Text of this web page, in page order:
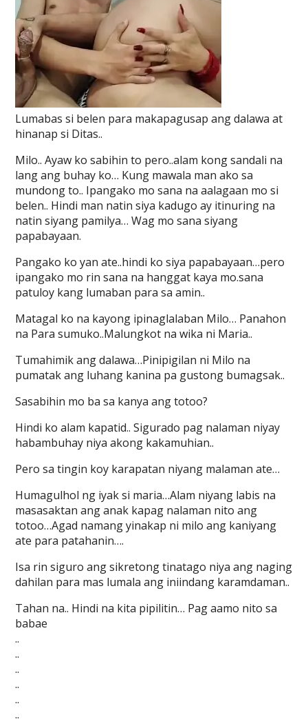
Lumabas si belen para makapagusap ang dalawa at
hinanap si Ditas..
Milo.. Ayaw ko sabihin to pero..alam kong sandali na
lang ang buhay ko… Kung mawala man ako sa
mundong to.. Ipangako mo sana na aalagaan mo si
belen.. Hindi man natin siya kadugo ay itinuring na
natin siyang pamilya… Wag mo sana siyang
papabayaan.
Pangako ko yan ate..hindi ko siya papabayaan…pero
ipangako mo rin sana na hanggat kaya mo.sana
patuloy kang lumaban para sa amin..
Matagal ko na kayong ipinaglalaban Milo… Panahon
na Para sumuko..Malungkot na wika ni Maria..
Tumahimik ang dalawa…Pinipigilan ni Milo na
pumatak ang luhang kanina pa gustong bumagsak..
Sasabihin mo ba sa kanya ang totoo?
Hindi ko alam kapatid.. Sigurado pag nalaman niyay
habambuhay niya akong kakamuhian..
Pero sa tingin koy karapatan niyang malaman ate…
Humagulhol ng iyak si maria…Alam niyang labis na
masasaktan ang anak kapag nalaman nito ang
totoo…Agad namang yinakap ni milo ang kaniyang
ate para patahanin….
Isa rin siguro ang sikretong tinatago niya ang naging
dahilan para mas lumala ang iniindang karamdaman..
Tahan na.. Hindi na kita pipilitin… Pag aamo nito sa
babae
..
..
..
..
..
..